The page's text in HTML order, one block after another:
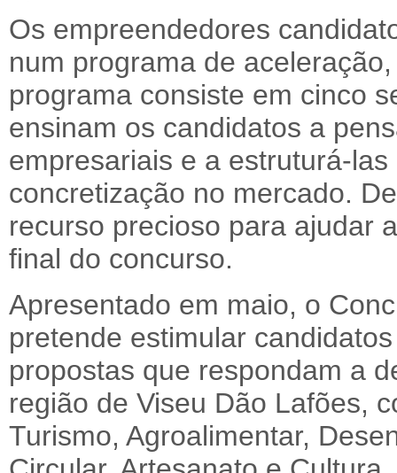
Os empreendedores
num programa de
programa consiste em cinco
ensinam os candidatos a
empresariais e a estruturá-
concretização no mercado.
recurso precioso para ajudar
final do concurso.
Apresentado em maio, o
pretende estimular
propostas que respondam a
região de Viseu Dão Lafões,
Turismo, Agroalimentar,